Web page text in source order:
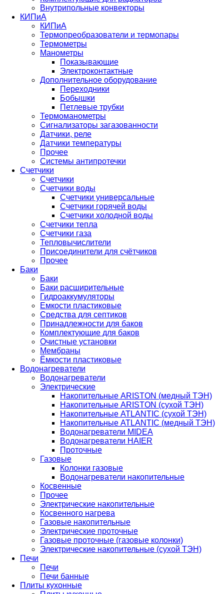
Внутрипольные конвекторы
КИПиА
КИПиА
Термопреобразователи и термопары
Термометры
Манометры
Показывающие
Электроконтактные
Дополнительное оборудование
Переходники
Бобышки
Петлевые трубки
Термоманометры
Сигнализаторы загазованности
Датчики, реле
Датчики температуры
Прочее
Системы антипротечки
Счетчики
Счетчики
Счетчики воды
Счетчики универсальные
Счетчики горячей воды
Счетчики холодной воды
Счетчики тепла
Счетчики газа
Тепловычислители
Присоединители для счётчиков
Прочее
Баки
Баки
Баки расширительные
Гидроаккумуляторы
Емкости пластиковые
Средства для септиков
Принадлежности для баков
Комплектующие для баков
Очистные установки
Мембраны
Ёмкости пластиковые
Водонагреватели
Водонагреватели
Электрические
Накопительные ARISTON (медный ТЭН)
Накопительные ARISTON (сухой ТЭН)
Накопительные ATLANTIC (сухой ТЭН)
Накопительные ATLANTIC (медный ТЭН)
Водонагреватели MIDEA
Водонагреватели HAIER
Проточные
Газовые
Колонки газовые
Водонагреватели накопительные
Косвенные
Прочее
Электрические накопительные
Косвенного нагрева
Газовые накопительные
Электрические проточные
Газовые проточные (газовые колонки)
Электрические накопительные (сухой ТЭН)
Печи
Печи
Печи банные
Плиты кухонные